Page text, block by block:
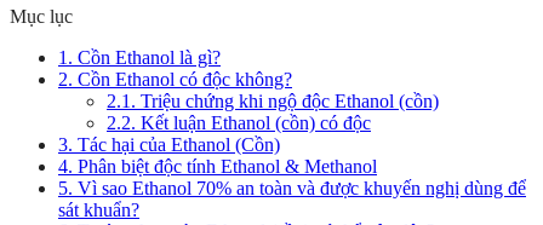
Mục lục
1. Cồn Ethanol là gì?
2. Cồn Ethanol có độc không?
2.1. Triệu chứng khi ngộ độc Ethanol (cồn)
2.2. Kết luận Ethanol (cồn) có độc
3. Tác hại của Ethanol (Cồn)
4. Phân biệt độc tính Ethanol & Methanol
5. Vì sao Ethanol 70% an toàn và được khuyến nghị dùng để
sát khuẩn?